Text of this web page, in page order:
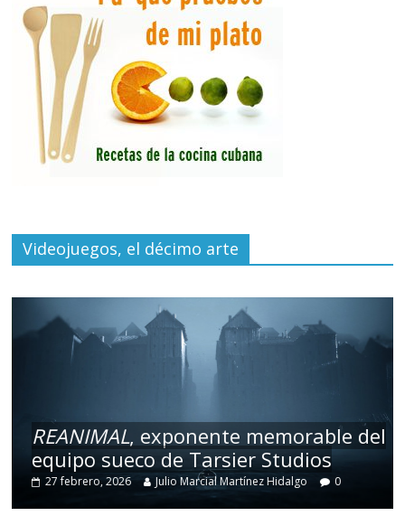
Videojuegos, el décimo arte
REANIMAL, exponente memorable del
equipo sueco de Tarsier Studios
27 febrero, 2026 Julio Marcial Martínez Hidalgo 0